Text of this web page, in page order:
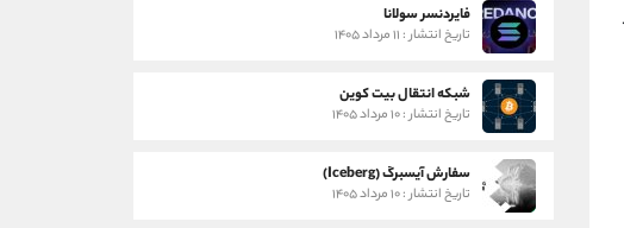
فایردنسر سولانا
تاریخ انتشار : ۱۱ مرداد ۱۴۰۵
شبکه انتقال بیت کوین
تاریخ انتشار : ۱۰ مرداد ۱۴۰۵
سفارش آیسبرگ (Iceberg)
تاریخ انتشار : ۱۰ مرداد ۱۴۰۵